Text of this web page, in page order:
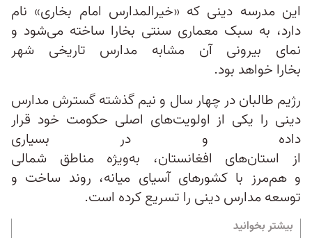
این مدرسه دینی که «خیرالمدارس امام بخاری» نام
دارد، به سبک معماری سنتی بخارا ساخته می‌شود و
نمای بیرونی آن مشابه مدارس تاریخی شهر
بخارا خواهد بود.
رژیم طالبان در چهار سال و نیم گذشته گسترش مدارس
دینی را یکی از اولویت‌های اصلی حکومت خود قرار
داده و در بسیاری
از استان‌های افغانستان، به‌ویژه مناطق شمالی
و هم‌‌مرز با کشورهای آسیای میانه، روند ساخت و
توسعه مدارس دینی را تسریع کرده است.
بیشتر بخوانید